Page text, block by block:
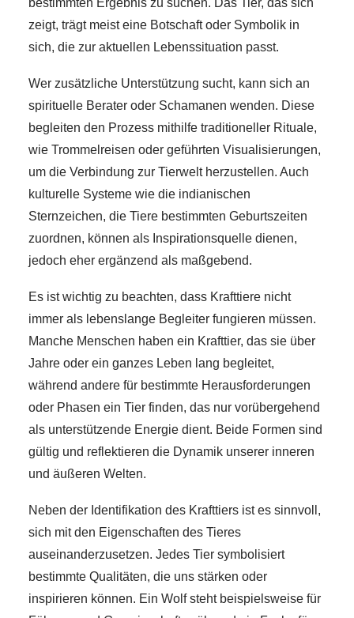
bestimmten Ergebnis zu suchen. Das Tier, das sich
zeigt, trägt meist eine Botschaft oder Symbolik in
sich, die zur aktuellen Lebenssituation passt.
Wer zusätzliche Unterstützung sucht, kann sich an
spirituelle Berater oder Schamanen wenden. Diese
begleiten den Prozess mithilfe traditioneller Rituale,
wie Trommelreisen oder geführten Visualisierungen,
um die Verbindung zur Tierwelt herzustellen. Auch
kulturelle Systeme wie die indianischen
Sternzeichen, die Tiere bestimmten Geburtszeiten
zuordnen, können als Inspirationsquelle dienen,
jedoch eher ergänzend als maßgebend.
Es ist wichtig zu beachten, dass Krafttiere nicht
immer als lebenslange Begleiter fungieren müssen.
Manche Menschen haben ein Krafttier, das sie über
Jahre oder ein ganzes Leben lang begleitet,
während andere für bestimmte Herausforderungen
oder Phasen ein Tier finden, das nur vorübergehend
als unterstützende Energie dient. Beide Formen sind
gültig und reflektieren die Dynamik unserer inneren
und äußeren Welten.
Neben der Identifikation des Krafttiers ist es sinnvoll,
sich mit den Eigenschaften des Tieres
auseinanderzusetzen. Jedes Tier symbolisiert
bestimmte Qualitäten, die uns stärken oder
inspirieren können. Ein Wolf steht beispielsweise für